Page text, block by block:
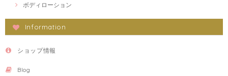
ボディローション
Information
ショップ情報
Blog